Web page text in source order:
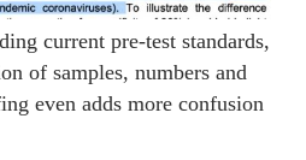
current pre-test standards,
of samples, numbers and
even adds more confusion